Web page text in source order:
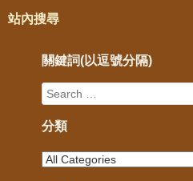
站內搜尋
關鍵詞(以逗號分隔)
分類